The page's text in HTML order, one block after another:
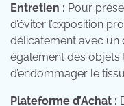
Entretien : Pour
d’éviter l’exposition
délicatement avec un
également des
d’endommager le
Plateforme d’Achat :